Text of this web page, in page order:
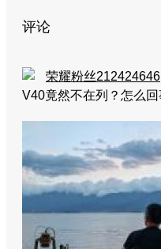
评论
荣耀粉丝212424646
V40竟然不在列？怎么回